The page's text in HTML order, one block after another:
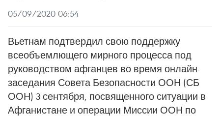
05/09/2020 06:54
Вьетнам подтвердил свою поддержку
всеобъемлющего мирного процесса под
руководством афганцев во время онлайн-
заседания Совета Безопасности ООН (СБ
ООН) 3 сентября, посвященного ситуации в
Афганистане и операции Миссии ООН по